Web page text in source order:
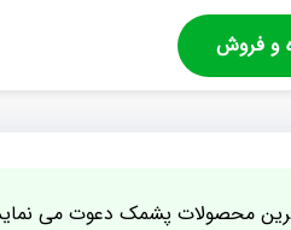
و فروش
محصولات پشمک دعوت می